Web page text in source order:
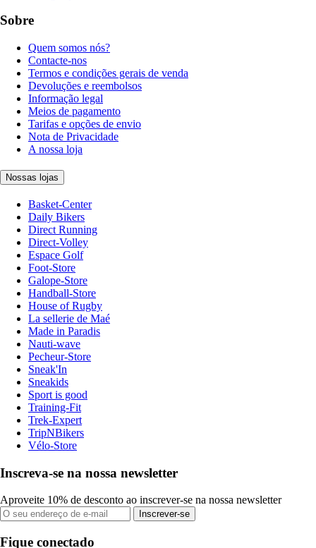
Sobre
Quem somos nós?
Contacte-nos
Termos e condições gerais de venda
Devoluções e reembolsos
Informação legal
Meios de pagamento
Tarifas e opções de envio
Nota de Privacidade
A nossa loja
Nossas lojas
Basket-Center
Daily Bikers
Direct Running
Direct-Volley
Espace Golf
Foot-Store
Galope-Store
Handball-Store
House of Rugby
La sellerie de Maé
Made in Paradis
Nauti-wave
Pecheur-Store
Sneak'In
Sneakids
Sport is good
Training-Fit
Trek-Expert
TripNBikers
Vélo-Store
Inscreva-se na nossa newsletter
Aproveite 10% de desconto ao inscrever-se na nossa newsletter
Inscrever-se
Fique conectado